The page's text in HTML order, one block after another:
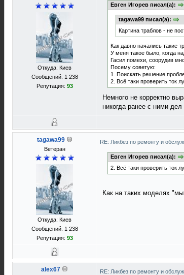
Откуда: Киев
Сообщений: 1 238
Репутация: 93
Евген Игорев писал(а):
tagawa99 писал(а):
Картина траблов - не
Как давно начались такие
У меня такое было, когда
Гасил помехи, соорудив
Посему советую:
1. Поискать решение
2. Всё таки проверить ток
Немного не корректно
никогда ранее с ними
tagawa99
Ветеран
Откуда: Киев
Сообщений: 1 238
Репутация: 93
RE: Ликбез по ремонту и
Евген Игорев писал(а):
2. Всё таки проверить ток
Как на таких моделях
alex67 RE: Ликбез по ремонту и